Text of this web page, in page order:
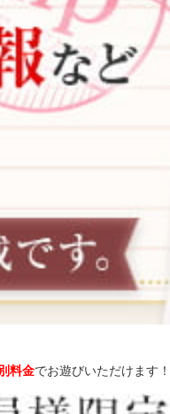
料金でお遊びいただけます！